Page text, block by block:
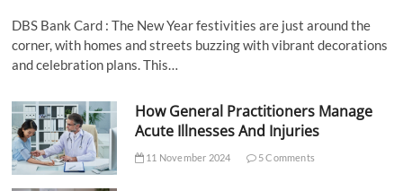
DBS Bank Card : The New Year festivities are just around the
corner, with homes and streets buzzing with vibrant decorations
and celebration plans. This…
How General Practitioners Manage
Acute Illnesses And Injuries
11 November 2024 5 Comments